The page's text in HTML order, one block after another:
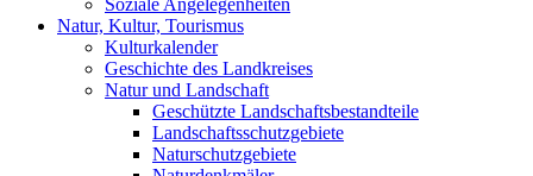
Soziale Angelegenheiten
Natur, Kultur, Tourismus
Kulturkalender
Geschichte des Landkreises
Natur und Landschaft
Geschützte Landschaftsbestandteile
Landschaftsschutzgebiete
Naturschutzgebiete